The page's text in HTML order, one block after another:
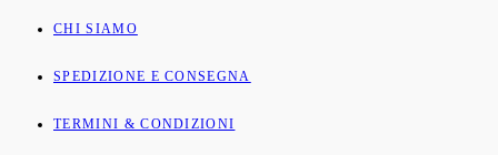
CHI SIAMO
SPEDIZIONE E CONSEGNA
TERMINI & CONDIZIONI